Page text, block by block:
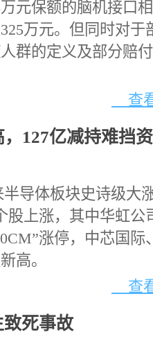
元保额的脑机接口
万元。但同时对于
群的定义及部分赔
查
127亿减持难挡
导体板块史诗级大
股上涨，其中华虹公
涨停，中芯国际
高。
查
死事故